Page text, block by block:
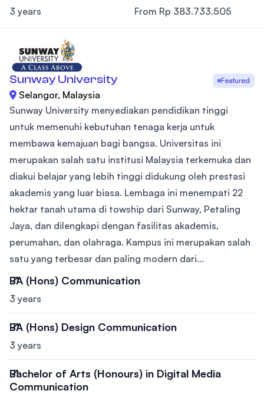
3 years From Rp 383.733.505
Sunway University Featured
Selangor, Malaysia
Sunway University menyediakan pendidikan tinggi
untuk memenuhi kebutuhan tenaga kerja untuk
membawa kemajuan bagi bangsa. Universitas ini
merupakan salah satu institusi Malaysia terkemuka dan
diakui belajar yang lebih tinggi didukung oleh prestasi
akademis yang luar biasa. Lembaga ini menempati 22
hektar tanah utama di towship dari Sunway, Petaling
Jaya, dan dilengkapi dengan fasilitas akademis,
perumahan, dan olahraga. Kampus ini merupakan salah
satu yang terbesar dan paling modern dari...
BA (Hons) Communication
3 years
BA (Hons) Design Communication
3 years
Bachelor of Arts (Honours) in Digital Media
Communication